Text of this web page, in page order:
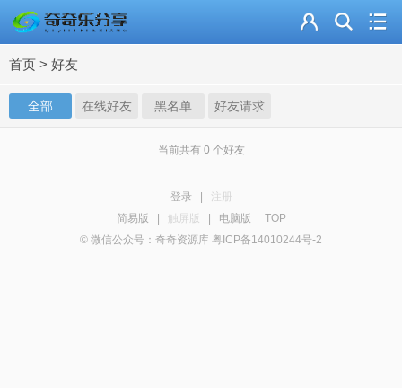
首页 > 好友
全部 在线好友 黑名单 好友请求
当前共有 0 个好友
登录
注册
简易版
触屏版 电脑版
TOP
© 微信公众号：奇奇资源库 粤ICP备14010244号-2
资源合集
流量卡
站内导读
加入频道